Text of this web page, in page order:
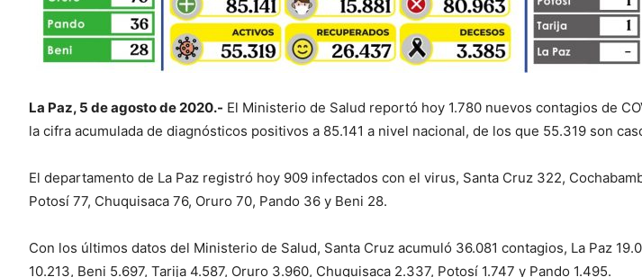
La Paz, 5 de agosto de 2020.- El Ministerio de Salud reportó hoy 1.780 nuevos contagios de
la cifra acumulada de diagnósticos positivos a 85.141 a nivel nacional, de los que 55.319 son
El departamento de La Paz registró hoy 909 infectados con el virus, Santa Cruz 322,
Potosí 77, Chuquisaca 76, Oruro 70, Pando 36 y Beni 28.
Con los últimos datos del Ministerio de Salud, Santa Cruz acumuló 36.081 contagios, La Paz
10.213, Beni 5.697, Tarija 4.587, Oruro 3.960, Chuquisaca 2.337, Potosí 1.747 y Pando 1.495.